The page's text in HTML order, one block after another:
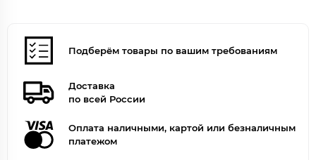
Подберём товары по вашим требованиям
Доставка
по всей России
Оплата наличными, картой или безналичным
платежом